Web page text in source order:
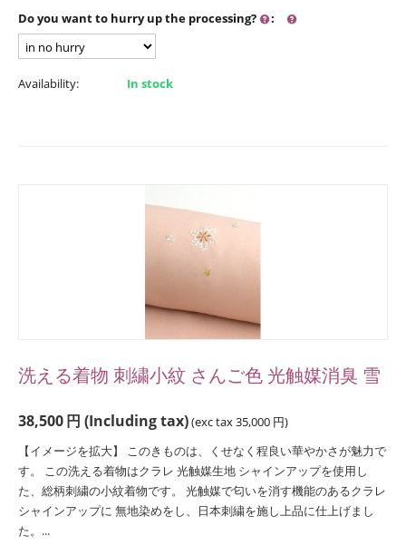
Do you want to hurry up the processing? :
Availability: In stock
洗える着物 刺繍小紋 さんご色 光触媒消臭 雪
38,500円 (Including tax)(exc tax35,000 円)
【イメージを拡大】 このきものは、くせなく程良い華やかさが魅力で
す。 この洗える着物はクラレ 光触媒生地 シャインアップを使用し
た、総柄刺繍の小紋着物です。 光触媒で匂いを消す機能のあるクラレ
シャインアップに 無地染めをし、日本刺繍を施し上品に仕上げまし
た。...